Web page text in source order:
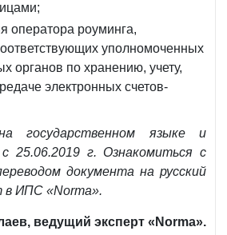
оператора роуминга,
уполномоченных
органов по хранению, учету,
электронных счетов-
государственном языке и
25.06.2019 г. Ознакомиться с
документа на русский
в ИПС «Norma».
ведущий эксперт «Norma».